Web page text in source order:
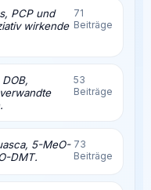
PCP und
wirkende
71
Beiträge
53
Beiträge
5-MeO-
DMT.
73
Beiträge